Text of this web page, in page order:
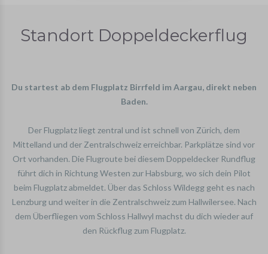
Standort Doppeldeckerflug
Du startest ab dem Flugplatz Birrfeld im Aargau, direkt neben
Baden.
Der Flugplatz liegt zentral und ist schnell von Zürich, dem
Mittelland und der Zentralschweiz erreichbar. Parkplätze sind vor
Ort vorhanden. Die Flugroute bei diesem Doppeldecker Rundflug
führt dich in Richtung Westen zur Habsburg, wo sich dein Pilot
beim Flugplatz abmeldet. Über das Schloss Wildegg geht es nach
Lenzburg und weiter in die Zentralschweiz zum Hallwilersee. Nach
dem Überfliegen vom Schloss Hallwyl machst du dich wieder auf
den Rückflug zum Flugplatz.